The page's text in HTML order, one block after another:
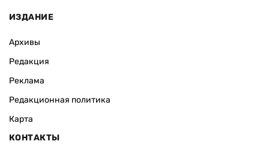
ИЗДАНИЕ
Архивы
Редакция
Реклама
Редакционная политика
Карта
КОНТАКТЫ